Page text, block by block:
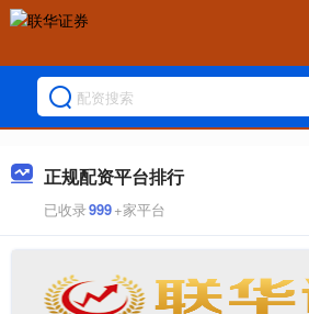
正规配资平台排行
已收录999+家平台